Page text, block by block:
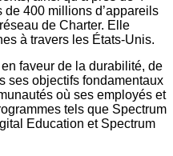
400 millions d’appareils
de Charter. Elle
à travers les États-Unis.
faveur de la durabilité, de
ses objectifs fondamentaux
où ses employés et
tels que Spectrum
Education et Spectrum